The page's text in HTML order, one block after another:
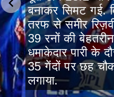
बनाकर सिमट गई.
तरफ से समीर
39 रनों की
धमाकेदार पारी के
35 गेंदों पर छह
लगाया.